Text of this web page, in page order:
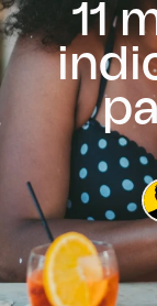
11